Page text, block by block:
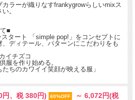
ラーが織りなすfrankygrowらしいmixス
。
■
タート 「simple pop!」をコンセプトに
ディテール、パターンにこだわりをも
イチズコ
服を作り始める。
ちのカワイイ笑顔が映える服」
円、税 380円) 60%OFF ～ 6,072円(税